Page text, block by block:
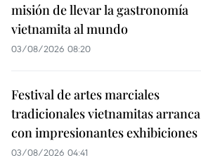
misión de llevar la gastronomía
vietnamita al mundo
03/08/2026 08:20
Festival de artes marciales
tradicionales vietnamitas arranca
con impresionantes exhibiciones
03/08/2026 04:41